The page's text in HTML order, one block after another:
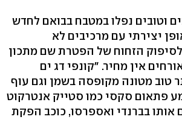
וטובים נפלו במטבח בבואם לחדש
יצירתי עם מרכיבים לא
לסיפוק הזחוח של הפטרת שם מתכון
אין מחיר. "קונפי דג ים
טוב מטונה מקופסה בשמן וגם עוף
פתאום סקסי כמו סטייק אנטרקוט
בברנדי ואספרסו, כוכב הפקת